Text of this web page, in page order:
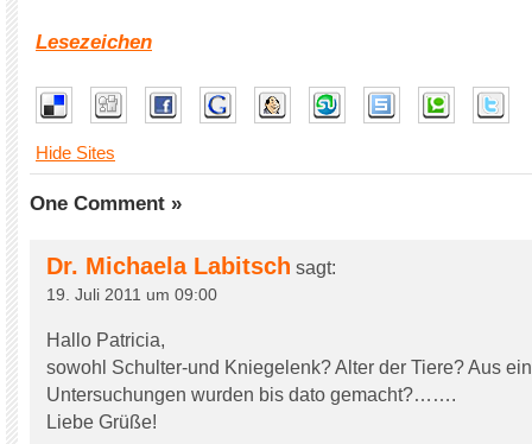
Lesezeichen
Hide Sites
One Comment »
Dr. Michaela Labitsch sagt:
19. Juli 2011 um 09:00
Hallo Patricia,
sowohl Schulter-und Kniegelenk? Alter der Tiere? Aus
Untersuchungen wurden bis dato gemacht?…….
Liebe Grüße!